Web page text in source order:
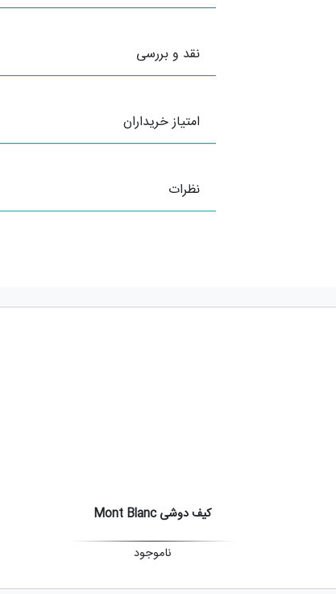
نقد و بررسی
امتیاز خریداران
نظرات
کیف دوشی Mont Blanc
ناموجود